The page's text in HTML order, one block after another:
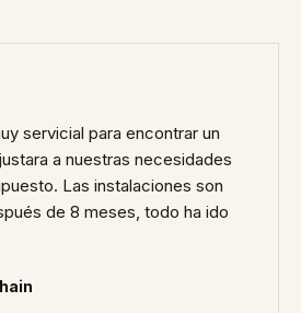
servicial para encontrar un
a nuestras necesidades
Las instalaciones son
de 8 meses, todo ha ido